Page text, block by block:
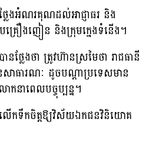
ងអំណរគុណដល់អាជ្ញាធរ និង
បគ្រឿងញៀន និងក្រុមក្មេងទំនើង។
លែងថា ត្រូវហ៊ានស្រមៃថា រាជធានី
សាធារណៈ ដូចបណ្តាប្រទេសមាន
នាពេលបច្ចុប្បន្ន។
កទឹកចិត្តឱ្យវិស័យឯកជនវិនិយោគ